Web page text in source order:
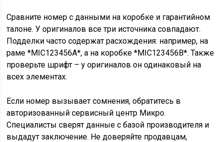
Сравните номер с данными на коробке и гарантийном
талоне. У оригиналов все три источника совпадают.
Подделки часто содержат расхождения: например, на
раме *MIC123456A*, а на коробке *MIC123456B*. Также
проверьте шрифт – у оригиналов он одинаковый на
всех элементах.
Если номер вызывает сомнения, обратитесь в
авторизованный сервисный центр Микро.
Специалисты сверят данные с базой производителя и
выдадут заключение. Не доверяйте продавцам,